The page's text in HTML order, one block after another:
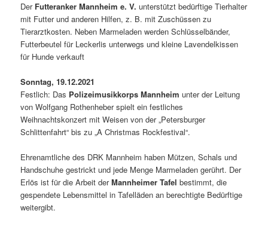
Der Futteranker Mannheim e. V. unterstützt bedürftige Tierhalter
mit Futter und anderen Hilfen, z. B. mit Zuschüssen zu
Tierarztkosten. Neben Marmeladen werden Schlüsselbänder,
Futterbeutel für Leckerlis unterwegs und kleine Lavendelkissen
für Hunde verkauft
Sonntag, 19.12.2021
Festlich: Das Polizeimusikkorps Mannheim unter der Leitung
von Wolfgang Rothenheber spielt ein festliches
Weihnachtskonzert mit Weisen von der „Petersburger
Schlittenfahrt“ bis zu „A Christmas Rockfestival“.
Ehrenamtliche des DRK Mannheim haben Mützen, Schals und
Handschuhe gestrickt und jede Menge Marmeladen gerührt. Der
Erlös ist für die Arbeit derMannheimer Tafel bestimmt, die
gespendete Lebensmittel in Tafelläden an berechtigte Bedürftige
weitergibt.